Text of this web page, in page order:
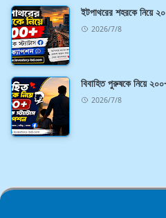
ইটপাথরের শহরকে নিয়ে
2026/7/8
বিবাহিত পুরুষকে নিয়ে
2026/7/8